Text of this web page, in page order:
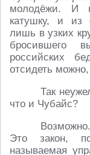
молодёжи. И
катушку, и из
лишь в узких
бросившего
российских
отсидеть
Так
что и Чубайс?
Это закон,
называемая